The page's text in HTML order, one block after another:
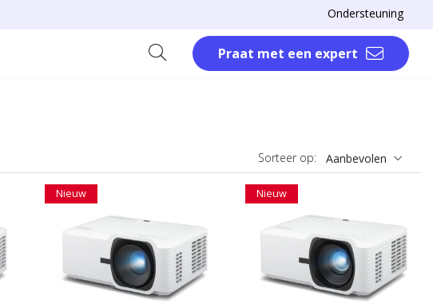
Ondersteuning
Praat met een expert
Sorteer op: Aanbevolen
Nieuw Nieuw